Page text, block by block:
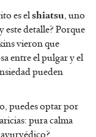
es elshiatsu, uno
este detalle? Porque
vieron que
entre el pulgar y el
pueden
puedes optar por
pura calma